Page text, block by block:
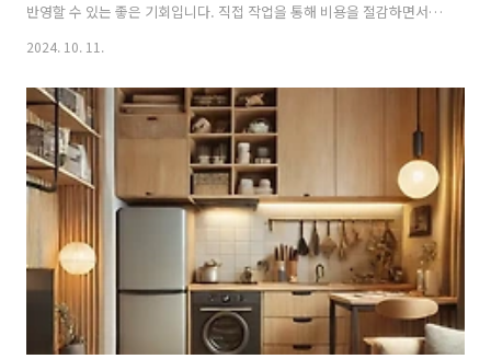
반영할 수 있는 좋은 기회입니다. 직접 작업을 통해 비용을 절감하면서도
공간의 분위기를 쉽게 바꿀 수 있는 장점이 있습니다. 이번 글에서는 자
습니다. 인테리어 샘플 구경하기 인테리어 리모델링 A to Z: 비법 확인
인테리어 리모델링 비용 확인 하기 ✅ 원룸 인테리어 비용: 효율적인
예산으로 작은 공간을 크게 활용하는 방법 목차 1. 자취방 셀프 인테리
어의 핵심 요소 🎨1.1 가구 배치와 공간 활용자취방은 작은 공간이기 때
문에 효율적인 가구 배치가 중요합니다. 생활 동선을 고려한 ..
2024. 10. 11.